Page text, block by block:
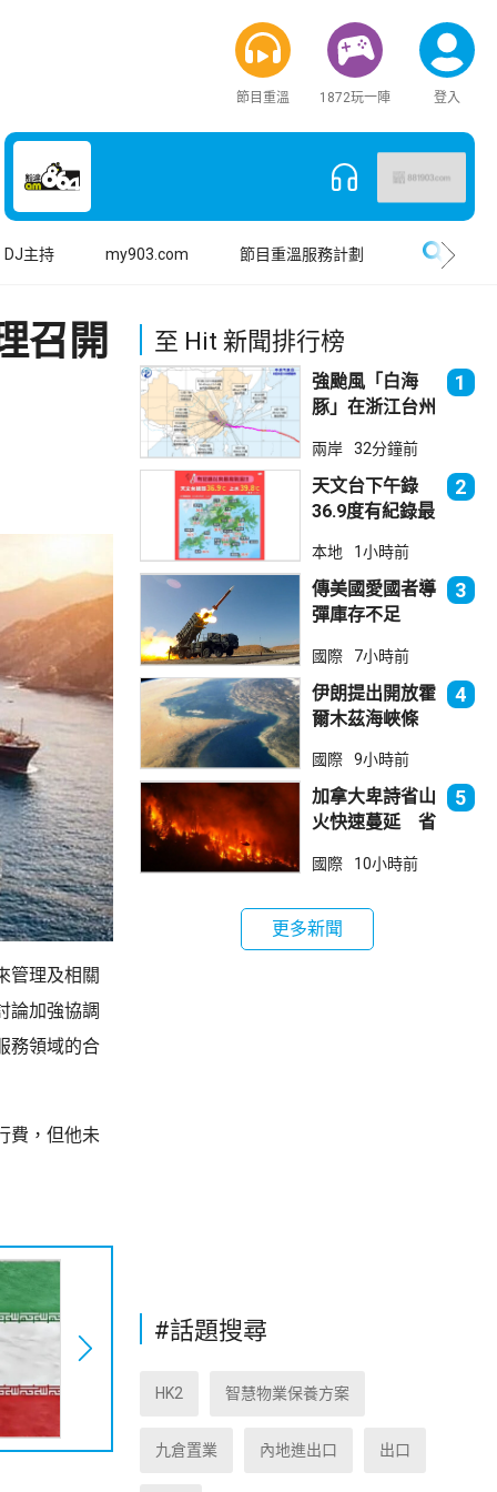
節目重溫 1872玩一陣 登入
DJ主持 my903.com 節目重溫服務計劃
召開
管理及相關
論加強協調
務領域的合
費，但他未
至 Hit 新聞排行榜
強颱風「白海
豚」在浙江台州
雨
1
兩岸 32分鐘前
天文台下午錄
36.9度有紀錄最
度境內最高
2
本地 1小時前
傳美國愛國者導
彈庫存不足
長促加快生產武
器
3
國際 7小時前
伊朗提出開放霍
爾木茲海峽條
賠償等
4
國際 9小時前
加拿大卑詩省山
火快速蔓延 省
狀態
5
國際 10小時前
更多新聞
#話題搜尋
HK2 智慧物業保養方案
九倉置業 內地進出口 出口